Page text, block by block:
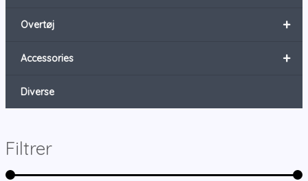
+
Overtøj
+
Accessories
Diverse
Filtrer